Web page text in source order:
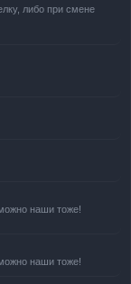
либо при смене
наши тоже!
наши тоже!